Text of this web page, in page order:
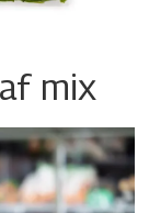
mix